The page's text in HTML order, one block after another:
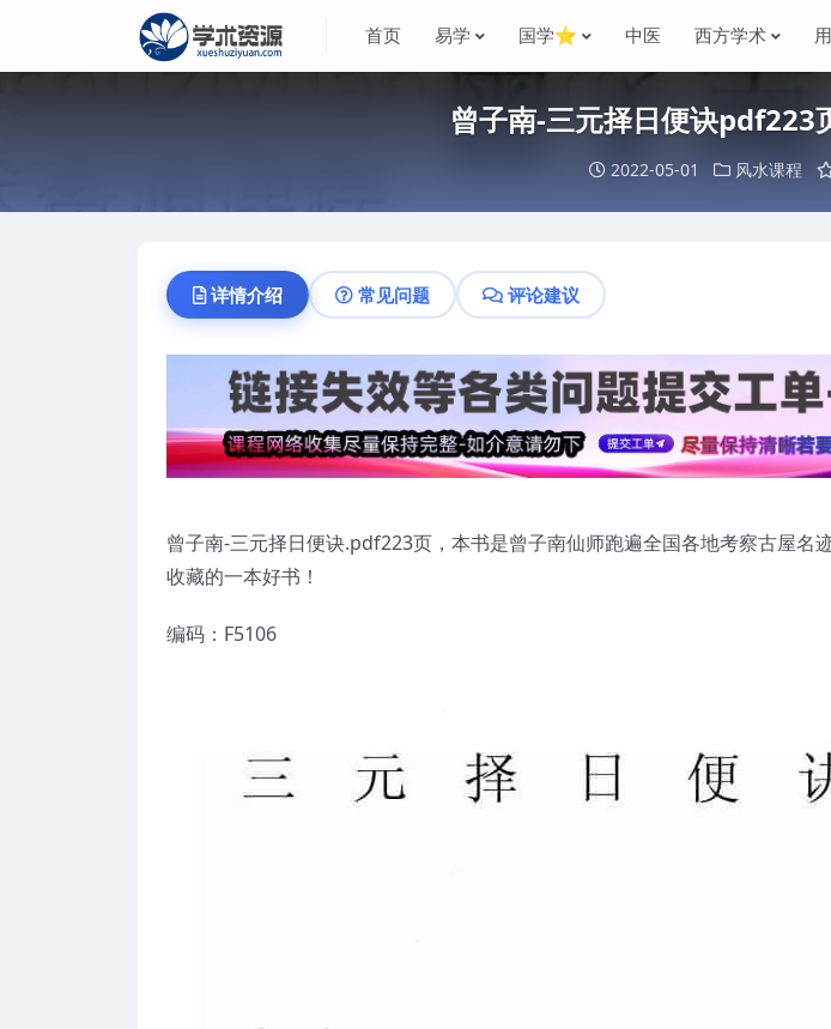
首页 易学 国学⭐ 中医 西方学术
曾子南-三元择日便诀pdf223
2022-05-01 风水课程
详情介绍 常见问题 评论建议
曾子南-三元择日便诀.pdf223页，本书是曾子南仙师跑遍全国各地考察古屋名
收藏的一本好书！
编码：F5106